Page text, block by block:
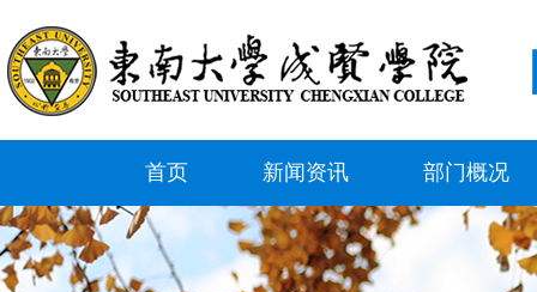
首页 新闻资讯 部门概况